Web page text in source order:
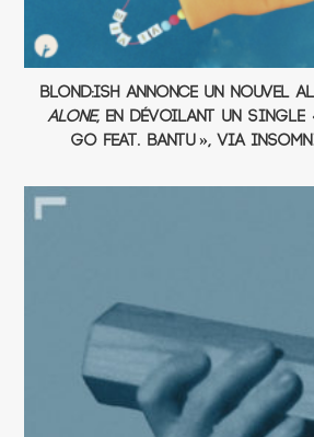
BLOND:ISH annonce un nouvel
Alone, en dévoilant un single
Go Feat. Bantu », via